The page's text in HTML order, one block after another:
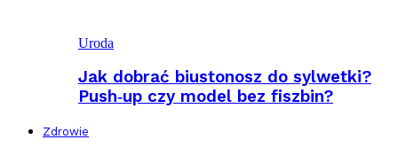
Uroda
Jak dobrać biustonosz do sylwetki?
Push‑up czy model bez fiszbin?
Zdrowie